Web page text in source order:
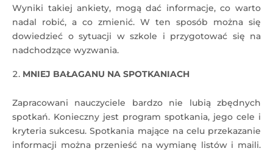
Wyniki takiej ankiety, mogą dać informacje, co warto
nadal robić, a co zmienić. W ten sposób można się
dowiedzieć o sytuacji w szkole i przygotować się na
nadchodzące wyzwania.
MNIEJ BAŁAGANU NA SPOTKANIACH
Zapracowani nauczyciele bardzo nie lubią zbędnych
spotkań. Konieczny jest program spotkania, jego cele i
kryteria sukcesu. Spotkania mające na celu przekazanie
informacji można przenieść na wymianę listów i maili.